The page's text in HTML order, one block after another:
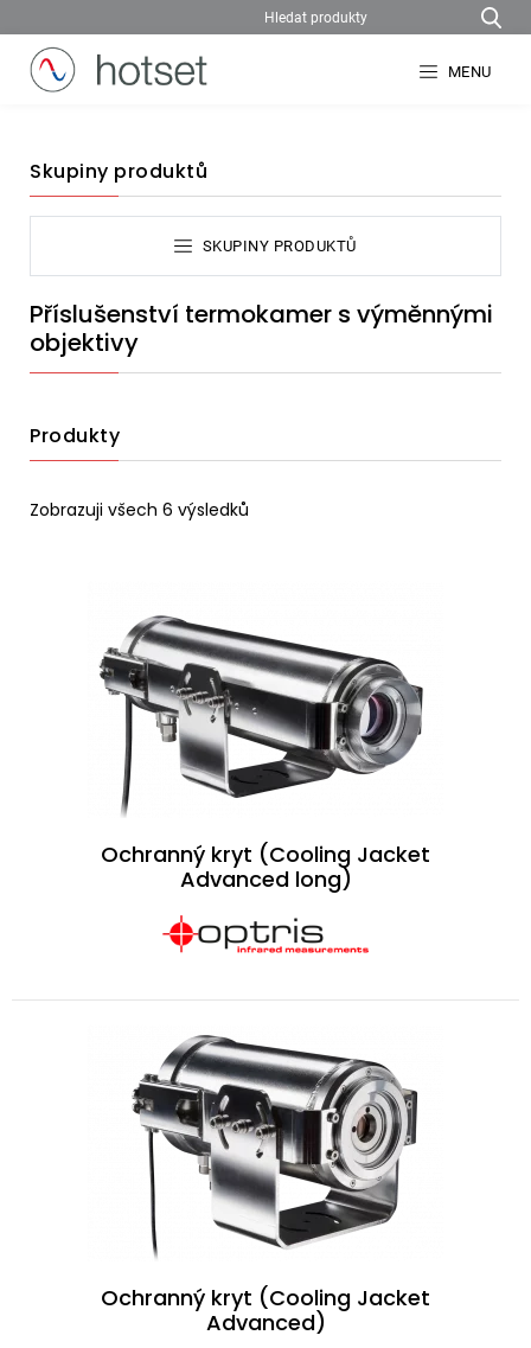
MENU
Skupiny produktů
SKUPINY PRODUKTŮ
Příslušenství termokamer s výměnnými
objektivy
Produkty
Zobrazuji všech 6 výsledků
Ochranný kryt (Cooling Jacket
Advanced long)
Ochranný kryt (Cooling Jacket
Advanced)